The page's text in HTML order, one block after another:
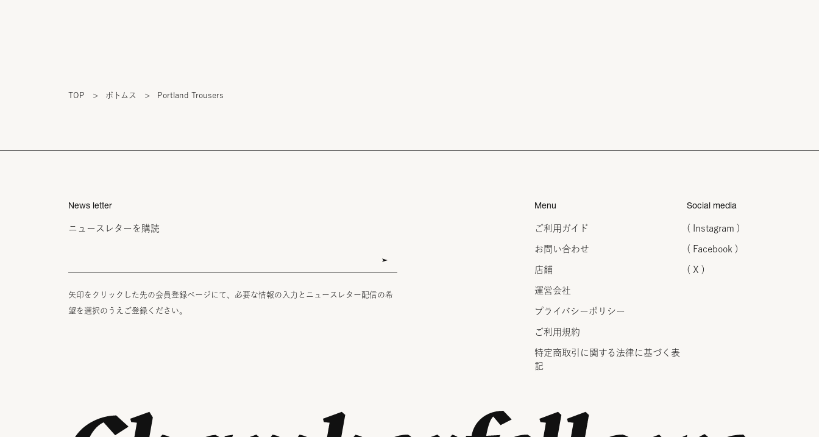
TOP > ボトムス > Portland Trousers
News letter
ニュースレターを購読
矢印をクリックした先の会員登録ページにて、必要な情報の入力とニュースレター配信の希
望を選択のうえご登録ください。
Menu
ご利用ガイド
お問い合わせ
店舗
運営会社
プライバシーポリシー
ご利用規約
特定商取引に関する法律に 基づく表
記
Social media
( Instagram )
( Facebook )
( X )